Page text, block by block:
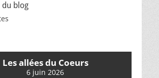
du blog
Les allées du Coeurs
6 juin 2026